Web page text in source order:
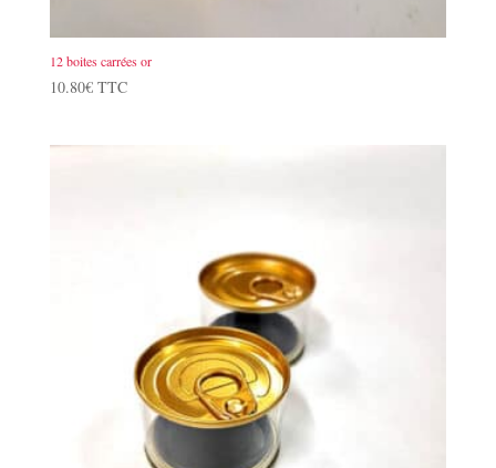
12 boites carrées or
10.80€ TTC